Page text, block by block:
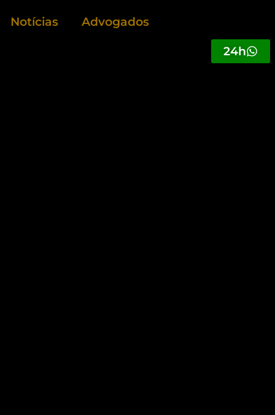
Notícias Advogados
24h